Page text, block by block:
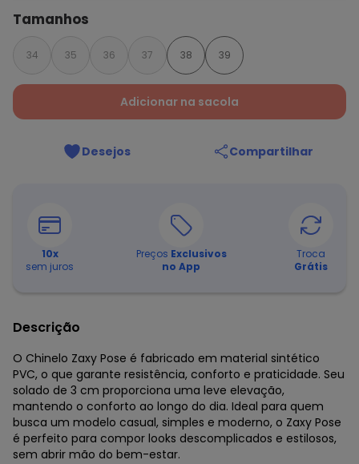
Tamanhos
34 35 36 37 38 39
Adicionar na sacola
Desejos Compartilhar
10x
sem juros
Preços Exclusivos
no App
Troca
Grátis
Descrição
O Chinelo Zaxy Pose é fabricado em material sintético
PVC, o que garante resistência, conforto e praticidade. Seu
solado de 3 cm proporciona uma leve elevação,
mantendo o conforto ao longo do dia. Ideal para quem
busca um modelo casual, simples e moderno, o Zaxy Pose
é perfeito para compor looks descomplicados e estilosos,
sem abrir mão do bem-estar.